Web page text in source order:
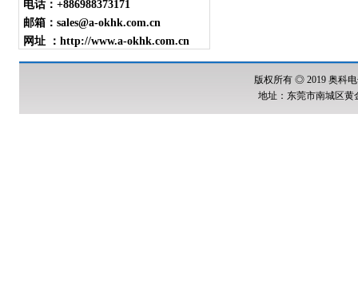
电话：+886988373171
邮箱：sales@a-okhk.com.cn
网址 ：http://www.a-okhk.com.cn
版权所有 ◎ 2019 奥科
地址：东莞市南城区